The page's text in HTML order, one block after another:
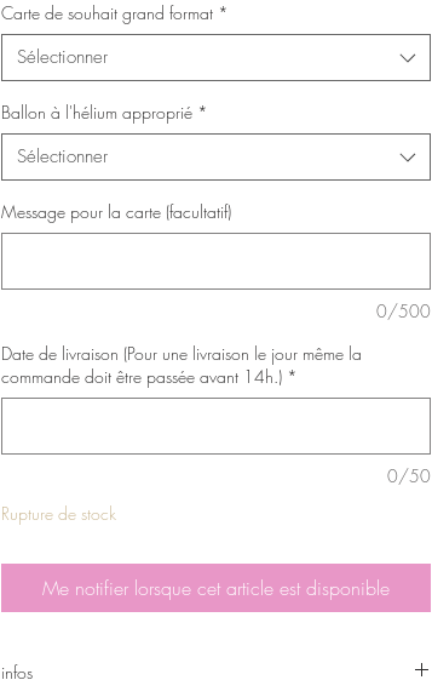
Carte de souhait grand format *
Sélectionner
Ballon à l'hélium approprié *
Sélectionner
Message pour la carte (facultatif)
0/500
Date de livraison (Pour une livraison le jour même la
commande doit être passée avant 14h.) *
0/50
Rupture de stock
Me notifier lorsque cet article est disponible
infos